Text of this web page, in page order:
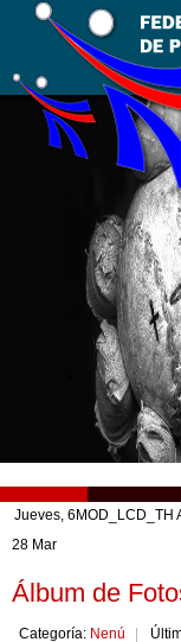
Jueves, 6MOD_LCD_TH
28 Mar
Álbum de
Categoría: Nenú